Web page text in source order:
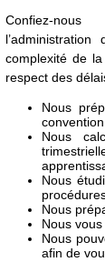
Confiez-nous
complexité de
respect des
Nous
Nous
Nous
Nous
Nous
Nous
afin de